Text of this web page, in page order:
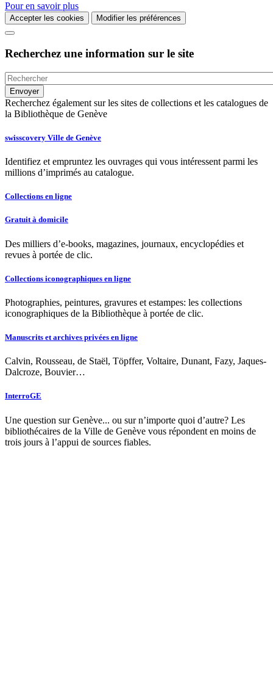
Pour en savoir plus
Accepter les cookies Modifier les préférences
Recherchez une information sur le site
Recherchez également sur les sites de collections et les catalogues de
la Bibliothèque de Genève
swisscovery Ville de Genève
Identifiez et empruntez les ouvrages qui vous intéressent parmi les
millions d’imprimés au catalogue.
Collections en ligne
Gratuit à domicile
Des milliers d’e-books, magazines, journaux, encyclopédies et
revues à portée de clic.
Collections iconographiques en ligne
Photographies, peintures, gravures et estampes: les collections
iconographiques de la Bibliothèque à portée de clic.
Manuscrits et archives privées en ligne
Calvin, Rousseau, de Staël, Töpffer, Voltaire, Dunant, Fazy, Jaques-
Dalcroze, Bouvier…
InterroGE
Une question sur Genève... ou sur n’importe quoi d’autre? Les
bibliothécaires de la Ville de Genève vous répondent en moins de
trois jours à l’appui de sources fiables.